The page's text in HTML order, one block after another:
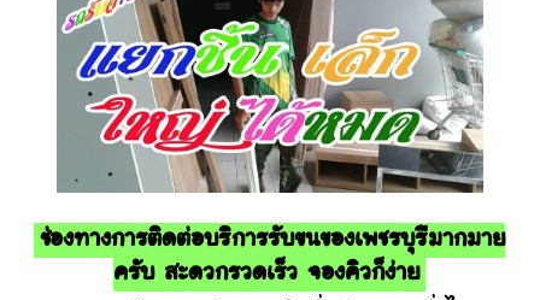
ช่องทางการติดต่อบริการรับขนของเพชรบุรีมากมาย
ครับ สะดวกรวดเร็ว จองคิวก็ง่าย